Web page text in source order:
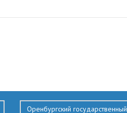
Оренбургский государственный